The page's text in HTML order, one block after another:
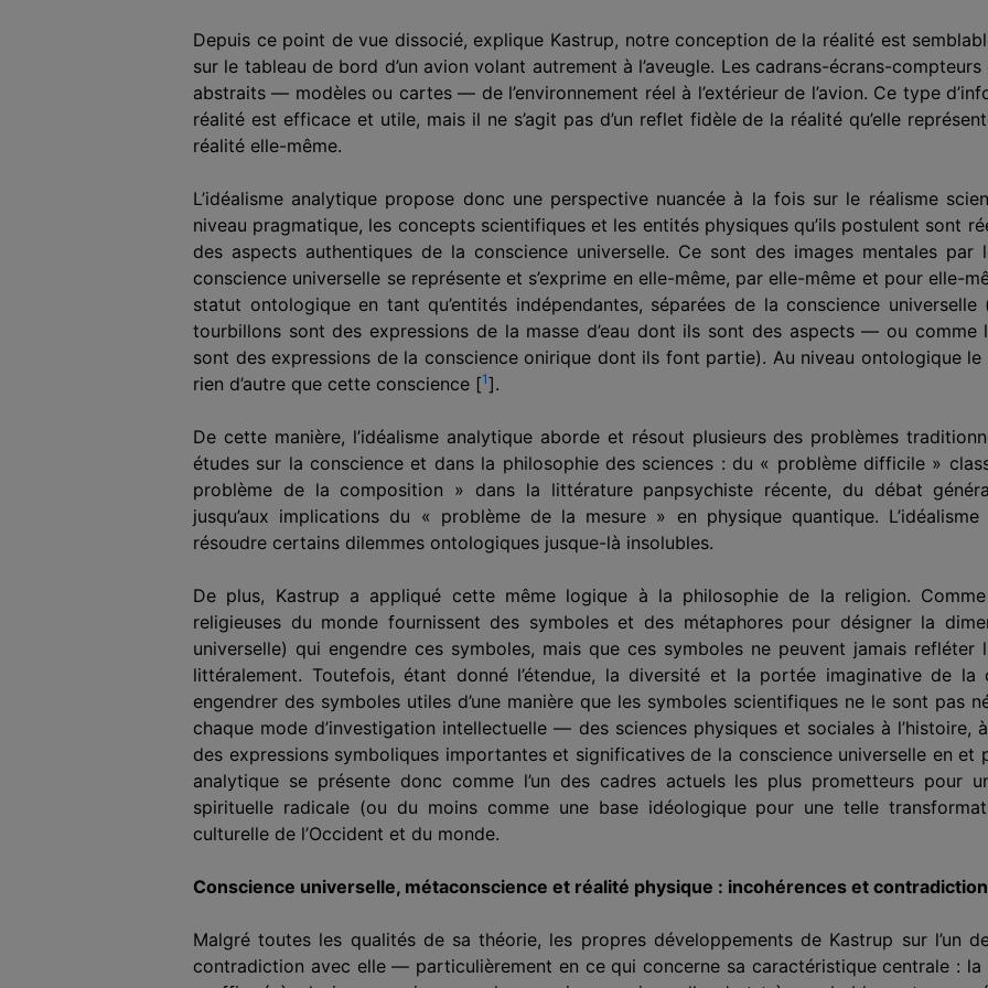
Depuis ce point de vue dissocié, explique Kastrup, notre conception de la réalité est
sur le tableau de bord d’un avion volant autrement à l’aveugle. Les cadrans-écrans-
abstraits — modèles ou cartes — de l’environnement réel à l’extérieur de l’avion. Ce type
réalité est efficace et utile, mais il ne s’agit pas d’un reflet fidèle de la réalité qu’elle
réalité elle-même.
L’idéalisme analytique propose donc une perspective nuancée à la fois sur le réalisme
niveau pragmatique, les concepts scientifiques et les entités physiques qu’ils postulent sont
des aspects authentiques de la conscience universelle. Ce sont des images mentales par
conscience universelle se représente et s’exprime en elle-même, par elle-même et pour elle-
statut ontologique en tant qu’entités indépendantes, séparées de la conscience
tourbillons sont des expressions de la masse d’eau dont ils sont des aspects — ou comme
sont des expressions de la conscience onirique dont ils font partie). Au niveau ontologique le
rien d’autre que cette conscience [1].
De cette manière, l’idéalisme analytique aborde et résout plusieurs des problèmes
études sur la conscience et dans la philosophie des sciences : du « problème difficile »
problème de la composition » dans la littérature panpsychiste récente, du débat
jusqu’aux implications du « problème de la mesure » en physique quantique.
résoudre certains dilemmes ontologiques jusque-là insolubles.
De plus, Kastrup a appliqué cette même logique à la philosophie de la religion.
religieuses du monde fournissent des symboles et des métaphores pour désigner la
universelle) qui engendre ces symboles, mais que ces symboles ne peuvent jamais refléter
littéralement. Toutefois, étant donné l’étendue, la diversité et la portée imaginative de la
engendrer des symboles utiles d’une manière que les symboles scientifiques ne le sont pas
chaque mode d’investigation intellectuelle — des sciences physiques et sociales à
des expressions symboliques importantes et significatives de la conscience universelle en et
analytique se présente donc comme l’un des cadres actuels les plus prometteurs pour
spirituelle radicale (ou du moins comme une base idéologique pour une telle
culturelle de l’Occident et du monde.
Conscience universelle, métaconscience et réalité physique : incohérences et
Malgré toutes les qualités de sa théorie, les propres développements de Kastrup sur l’un
contradiction avec elle — particulièrement en ce qui concerne sa caractéristique centrale : la